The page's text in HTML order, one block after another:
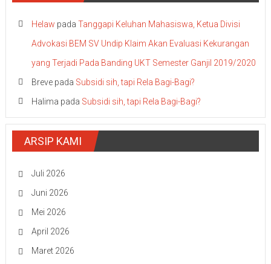
Helaw pada Tanggapi Keluhan Mahasiswa, Ketua Divisi
Advokasi BEM SV Undip Klaim Akan Evaluasi Kekurangan
yang Terjadi Pada Banding UKT Semester Ganjil 2019/2020
Brevepada Subsidi sih, tapi Rela Bagi-Bagi?
Halima pada Subsidi sih, tapi Rela Bagi-Bagi?
ARSIP KAMI
Juli 2026
Juni 2026
Mei 2026
April 2026
Maret 2026